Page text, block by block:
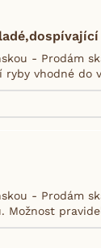
- Prodám
ryby vhodné do
- Prodám
Možnost